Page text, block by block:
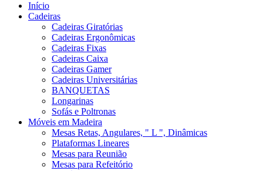
Início
Cadeiras
Cadeiras Giratórias
Cadeiras Ergonômicas
Cadeiras Fixas
Cadeiras Caixa
Cadeiras Gamer
Cadeiras Universitárias
BANQUETAS
Longarinas
Sofás e Poltronas
Móveis em Madeira
Mesas Retas, Angulares, " L ", Dinâmicas
Plataformas Lineares
Mesas para Reunião
Mesas para Refeitório